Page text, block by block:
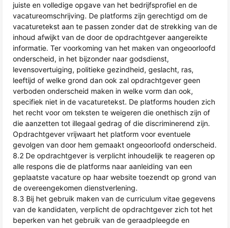
juiste en volledige opgave van het bedrijfsprofiel en de
vacatureomschrijving. De platforms zijn gerechtigd om de
vacaturetekst aan te passen zonder dat de strekking van de
inhoud afwijkt van de door de opdrachtgever aangereikte
informatie. Ter voorkoming van het maken van ongeoorloofd
onderscheid, in het bijzonder naar godsdienst,
levensovertuiging, politieke gezindheid, geslacht, ras,
leeftijd of welke grond dan ook zal opdrachtgever geen
verboden onderscheid maken in welke vorm dan ook,
specifiek niet in de vacaturetekst. De platforms houden zich
het recht voor om teksten te weigeren die onethisch zijn of
die aanzetten tot illegaal gedrag of die discriminerend zijn.
Opdrachtgever vrijwaart het platform voor eventuele
gevolgen van door hem gemaakt ongeoorloofd onderscheid.
8.2 De opdrachtgever is verplicht inhoudelijk te reageren op
alle respons die de platforms naar aanleiding van een
geplaatste vacature op haar website toezendt op grond van
de overeengekomen dienstverlening.
8.3 Bij het gebruik maken van de curriculum vitae gegevens
van de kandidaten, verplicht de opdrachtgever zich tot het
beperken van het gebruik van de geraadpleegde en